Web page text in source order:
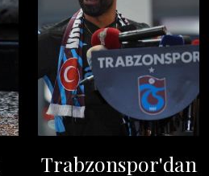
Trabzonspor'dan